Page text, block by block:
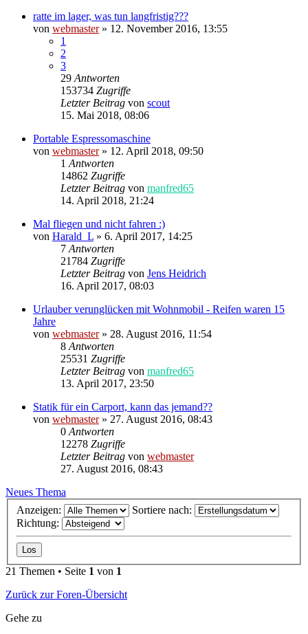
ratte im lager, was tun langfristig???
von webmaster» 12. November 2016, 13:55
1
2
3
29 Antworten
153734 Zugriffe
Letzter Beitrag von scout
15. Mai 2018, 08:06
Portable Espressomaschine
von webmaster» 12. April 2018, 09:50
1 Antworten
14862 Zugriffe
Letzter Beitrag von manfred65
14. April 2018, 21:24
Mal fliegen und nicht fahren :)
von Harald_L » 6. April 2017, 14:25
7 Antworten
21784 Zugriffe
Letzter Beitrag von Jens Heidrich
16. April 2017, 08:03
Urlauber verunglücken mit Wohnmobil - Reifen waren 15
Jahre
von webmaster» 28. August 2016, 11:54
8 Antworten
25531 Zugriffe
Letzter Beitrag von manfred65
13. April 2017, 23:50
Statik für ein Carport, kann das jemand??
von webmaster» 27. August 2016, 08:43
0 Antworten
12278 Zugriffe
Letzter Beitrag von webmaster
27. August 2016, 08:43
Neues Thema
Anzeigen:
Sortiere nach:
Richtung:
21 Themen • Seite 1 von 1
Zurück zur Foren-Übersicht
Gehe zu